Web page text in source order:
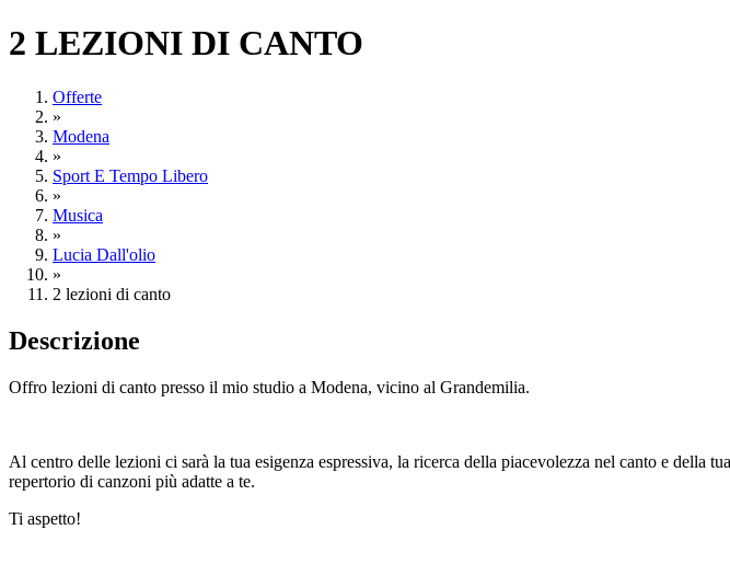
2 LEZIONI DI CANTO
Offerte
»
Modena
»
Sport E Tempo Libero
»
Musica
»
Lucia Dall'olio
»
2 lezioni di canto
Descrizione
Offro lezioni di canto presso il mio studio a Modena, vicino al Grandemilia.
Al centro delle lezioni ci sarà la tua esigenza espressiva, la ricerca della piacevolezza nel canto e
repertorio di canzoni più adatte a te.
Ti aspetto!